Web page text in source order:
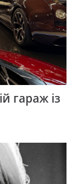
гараж із